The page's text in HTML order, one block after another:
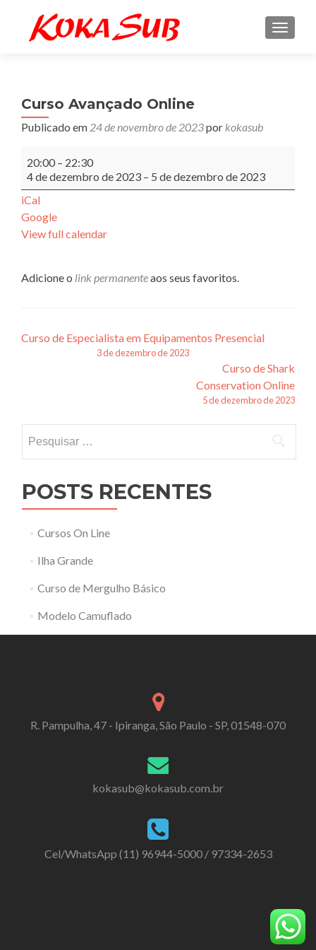
Curso Avançado Online
Publicado em 24 de novembro de 2023por kokasub
Avançado
Online
20:00 – 22:30
4 de dezembro de 2023 – 5 de dezembro de 2023
iCal
Google
View full calendar
Adicione o link permanenteaos seus favoritos.
Navegação
Curso de Especialista em Equipamentos Presencial
3 de dezembro de 2023
Curso de Shark
Conservation Online
5 de dezembro de 2023
por:
POSTS RECENTES
Cursos On Line
Ilha Grande
Curso de Mergulho Básico
Modelo Camuflado
R. Pampulha, 47 - Ipiranga, São Paulo - SP, 01548-070
kokasub@kokasub.com.br
Cel/WhatsApp (11) 96944-5000 / 97334-2653